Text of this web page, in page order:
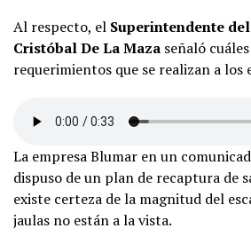
Al respecto, el Superintendente
Cristóbal De La Maza señaló
requerimientos que se realizan a los
La empresa Blumar en un
dispuso de un plan de recaptura de
existe certeza de la magnitud del
jaulas no están a la vista.